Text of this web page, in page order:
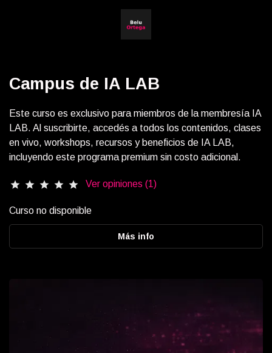
Campus de IA LAB
Este curso es exclusivo para miembros de la membresía IA
LAB. Al suscribirte, accedés a todos los contenidos, clases
en vivo, workshops, recursos y beneficios de IA LAB,
incluyendo este programa premium sin costo adicional.
star star star star star Ver opiniones (1)
Curso no disponible
Más info